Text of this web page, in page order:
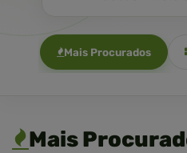
Mais Procurados
Mais